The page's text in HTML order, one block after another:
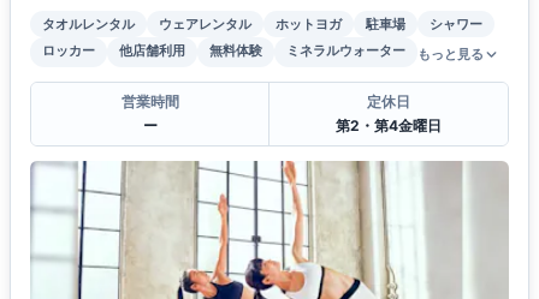
タオルレンタル ウェアレンタル ホットヨガ 駐車場
シャワー
ロッカー
他店舗利用 無料体験 ミネラルウォーター もっと見る
営業時間
ー
定休日
第2・第4金曜日